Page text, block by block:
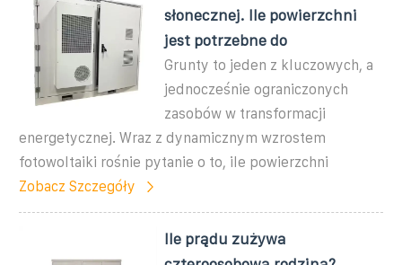
słonecznej. Ile powierzchni
jest potrzebne do
Grunty to jeden z kluczowych, a
jednocześnie ograniczonych
zasobów w transformacji
energetycznej. Wraz z dynamicznym wzrostem
fotowoltaiki rośnie pytanie o to, ile powierzchni
Zobacz Szczegóły
Ile prądu zużywa